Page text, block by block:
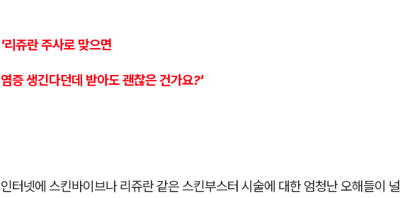
'리쥬란 주사로 맞으면
염증 생긴다던데 받아도 괜찮은 건가요?'
인터넷에 스킨바이브나 리쥬란 같은 스킨부스터 시술에 대한 엄청난 오해들이